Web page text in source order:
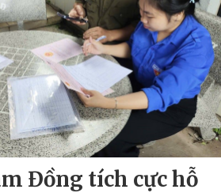
Đồng tích cực hỗ